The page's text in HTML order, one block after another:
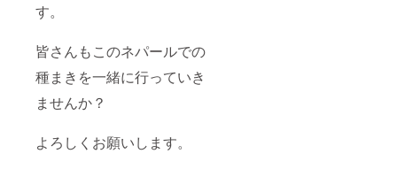
す。
皆さんもこのネパールでの
種まきを一緒に行っていき
ませんか？
よろしくお願いします。